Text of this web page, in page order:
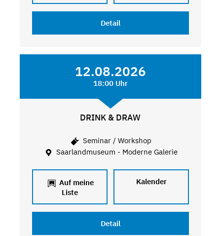
Detail
12.08.2026
18:00 Uhr
DRINK & DRAW
Seminar / Workshop
Saarlandmuseum - Moderne Galerie
Auf meine
Liste
Kalender
Detail